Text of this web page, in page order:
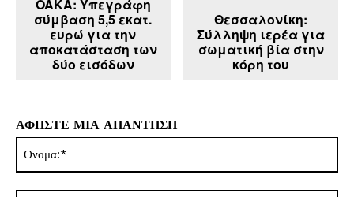
OAKA: Υπεγράφη
σύμβαση 5,5 εκατ.
ευρώ για την
αποκατάσταση των
δύο εισόδων
Θεσσαλονίκη:
Σύλληψη ιερέα για
σωματική βία στην
κόρη του
ΑΦΗΣΤΕ ΜΙΑ ΑΠΑΝΤΗΣΗ